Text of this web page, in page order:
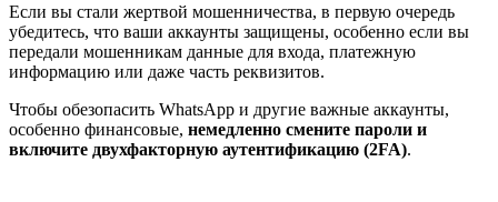
Если вы стали жертвой мошенничества, в первую очередь
убедитесь, что ваши аккаунты защищены, особенно если вы
передали мошенникам данные для входа, платежную
информацию или даже часть реквизитов.
Чтобы обезопасить WhatsApp и другие важные аккаунты,
особенно финансовые, немедленно смените пароли и
включите двухфакторную аутентификацию (2FA).